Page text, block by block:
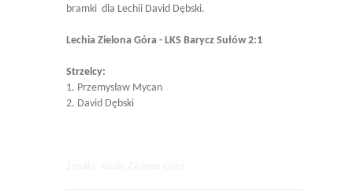
bramki dla Lechii David Dębski.
Lechia Zielona Góra - LKS Barycz Sułów 2:1
Strzelcy:
1. Przemysław Mycan
2. David Dębski